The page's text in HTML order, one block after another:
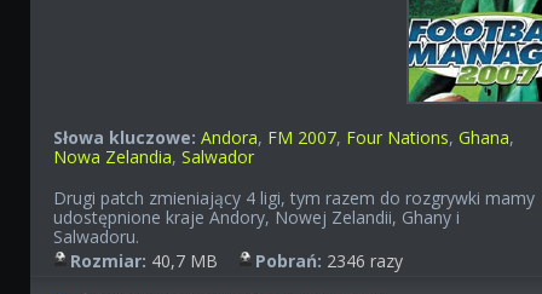
Słowa kluczowe: Andora, FM 2007, Four Nations,Ghana,
Nowa Zelandia,Salwador
Drugi patch zmieniający 4 ligi, tym razem do rozgrywki mamy
udostępnione kraje Andory, Nowej Zelandii, Ghany i
Salwadoru.
Rozmiar: 40,7 MB Pobrań: 2346 razy